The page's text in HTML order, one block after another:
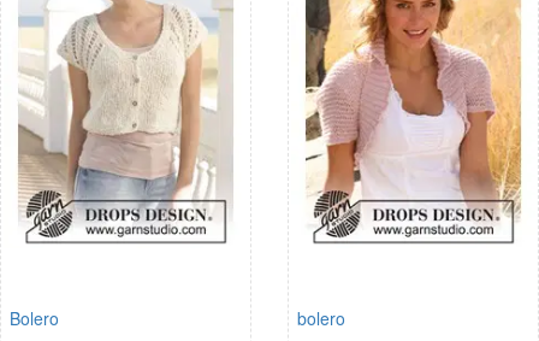
Bolero bolero